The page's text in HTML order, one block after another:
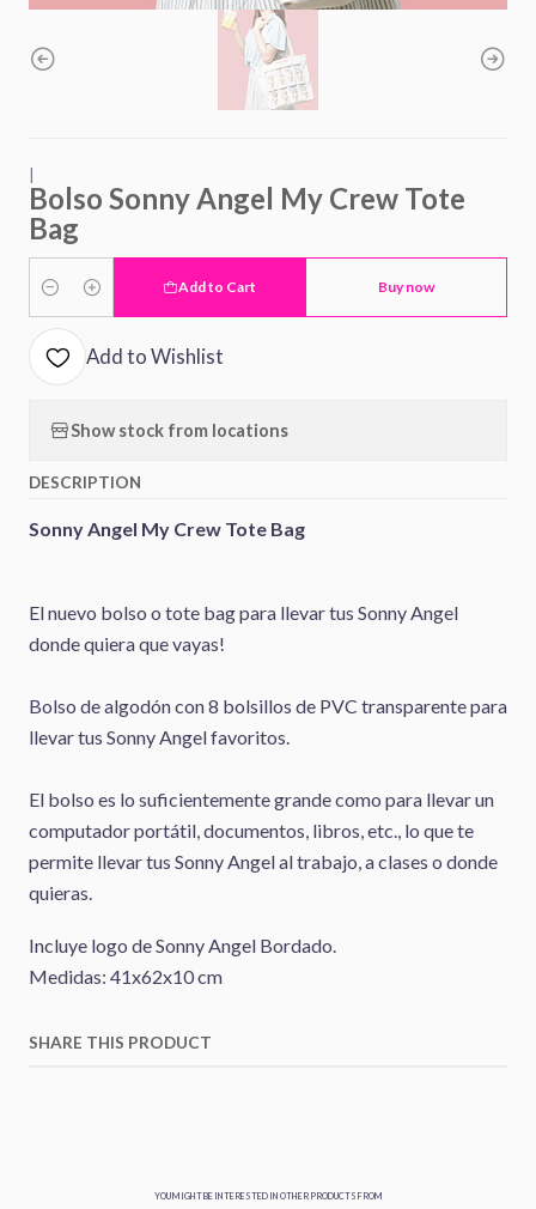
Bolso Sonny Angel My Crew Tote
Bag
Quantity
Add to Cart Buy now
Add to Wishlist
Show stock from locations
DESCRIPTION
Sonny Angel My Crew Tote Bag
El nuevo bolso o tote bag para llevar tus Sonny Angel
donde quiera que vayas!
Bolso de algodón con 8 bolsillos de PVC transparente para
llevar tus Sonny Angel favoritos.
El bolso es lo suficientemente grande como para llevar un
computador portátil, documentos, libros, etc., lo que te
permite llevar tus Sonny Angel al trabajo, a clases o donde
quieras.
Incluye logo de Sonny Angel Bordado.
Medidas: 41x62x10 cm
SHARE THIS PRODUCT
YOU MIGHT BE INTERESTED IN OTHER PRODUCTS FROM